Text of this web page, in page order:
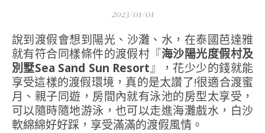
2023/01/01
說到渡假會想到陽光、沙灘、水，在泰國芭達雅
就有符合同樣條件的渡假村『海沙陽光度假村及
別墅Sea Sand Sun Resort』，花少少的錢就能
享受這樣的渡假環境，真的是太讚了!很適合渡蜜
月、親子同遊，房間內就有泳池的房型太享受，
可以隨時隨地游泳，也可以走進海灘戲水，白沙
軟綿綿好好踩，享受滿滿的渡假風情。